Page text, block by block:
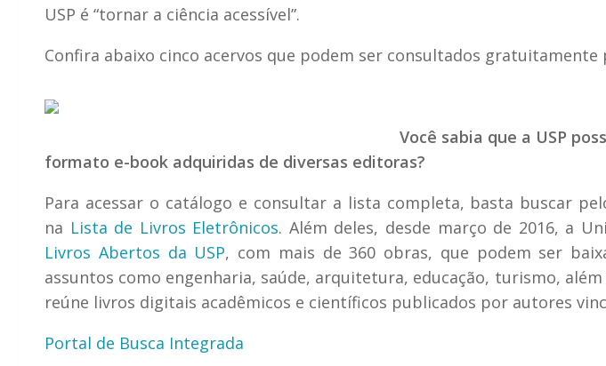
USP é “tornar a ciência acessível”.
Confira abaixo cinco acervos que podem ser consultados gratuitamente
Você sabia que a USP
formato e-book adquiridas de diversas editoras?
Para acessar o catálogo e consultar a lista completa, basta buscar
na Lista de Livros Eletrônicos. Além deles, desde março de 2016, a
Livros Abertos da USP, com mais de 360 obras, que podem ser
assuntos como engenharia, saúde, arquitetura, educação, turismo,
reúne livros digitais acadêmicos e científicos publicados por autores
Portal de Busca Integrada